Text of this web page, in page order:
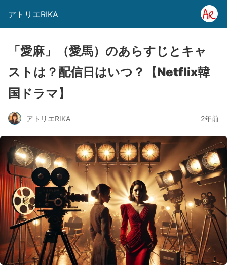
アトリエRIKA
「愛麻」（愛馬）のあらすじとキャ
ストは？配信日はいつ？【Netflix韓
国ドラマ】
アトリエRIKA 2年前